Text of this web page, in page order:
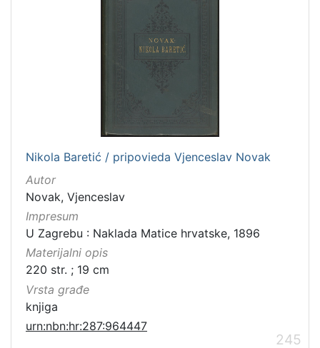
Nikola Baretić / pripovieda Vjenceslav Novak
Autor
Novak, Vjenceslav
Impresum
U Zagrebu : Naklada Matice hrvatske, 1896
Materijalni opis
220 str. ; 19 cm
Vrsta građe
knjiga
urn:nbn:hr:287:964447
245